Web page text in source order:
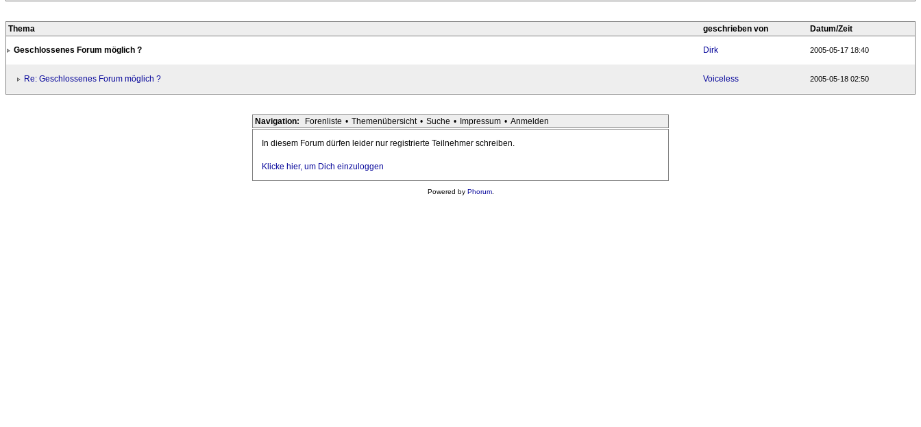
Thema geschrieben von Datum/Zeit
Geschlossenes Forum möglich ? Dirk 2005-05-17 18:40
Re: Geschlossenes Forum möglich ? Voiceless 2005-05-18 02:50
Navigation: Forenliste • Themenübersicht • Suche • Impressum • Anmelden
In diesem Forum dürfen leider nur registrierte Teilnehmer schreiben.
Klicke hier, um Dich einzuloggen
Powered by Phorum.